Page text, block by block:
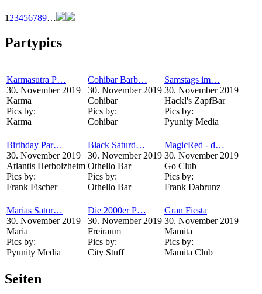
1 23456789…
Partypics
Karmasutra P…
30. November 2019
Karma
Pics by:
Karma
Cohibar Barb…
30. November 2019
Cohibar
Pics by:
Cohibar
Samstags im…
30. November 2019
Hackl's ZapfBar
Pics by:
Pyunity Media
Birthday Par…
30. November 2019
Atlantis Herbolzheim
Pics by:
Frank Fischer
Black Saturd…
30. November 2019
Othello Bar
Pics by:
Othello Bar
MagicRed - d…
30. November 2019
Go Club
Pics by:
Frank Dabrunz
Marias Satur…
30. November 2019
Maria
Pics by:
Pyunity Media
Die 2000er P…
30. November 2019
Freiraum
Pics by:
City Stuff
Gran Fiesta
30. November 2019
Mamita
Pics by:
Mamita Club
Seiten